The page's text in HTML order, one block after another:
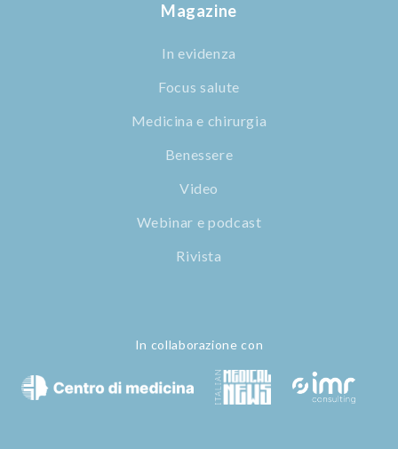
Magazine
In evidenza
Focus salute
Medicina e chirurgia
Benessere
Video
Webinar e podcast
Rivista
In collaborazione con